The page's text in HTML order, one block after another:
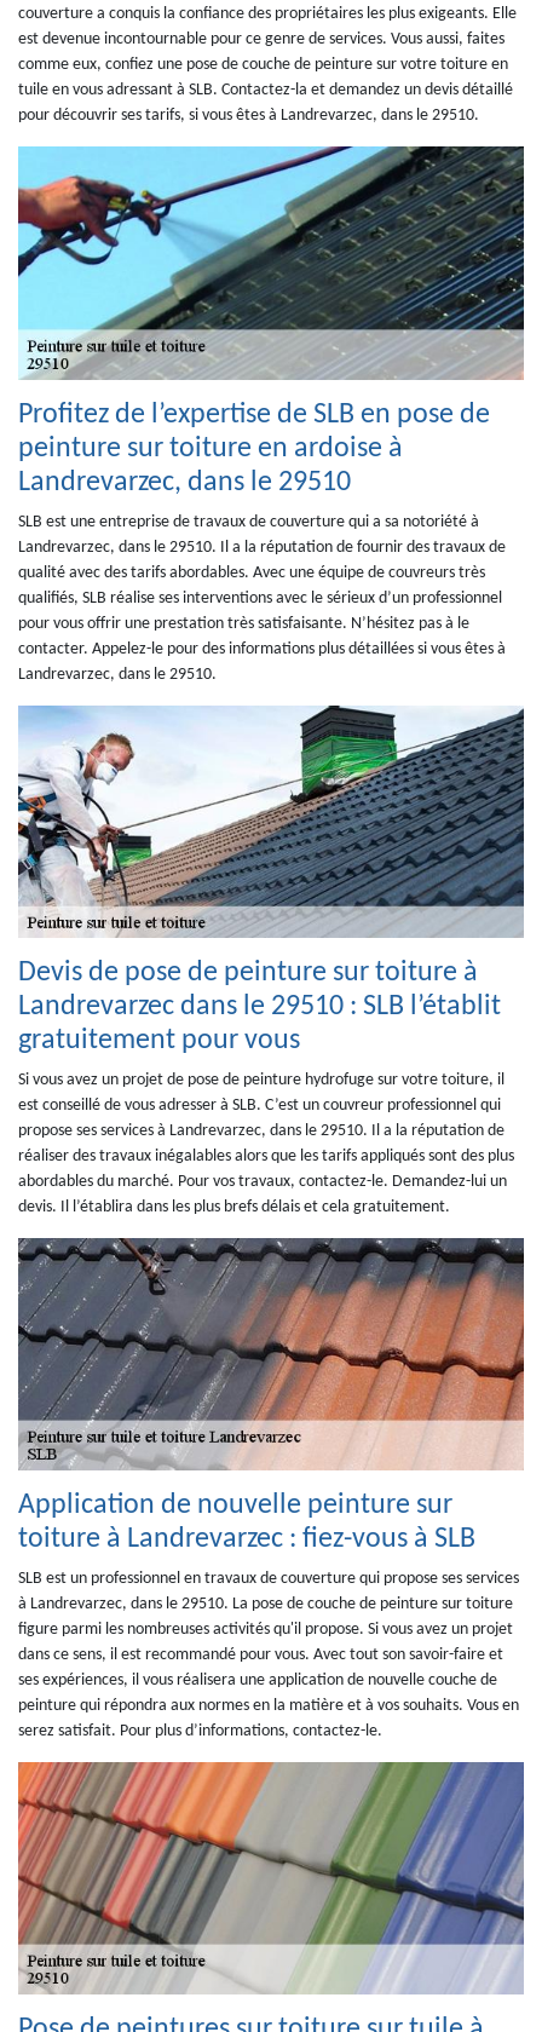
couverture a conquis la confiance des propriétaires les plus exigeants. Elle
est devenue incontournable pour ce genre de services. Vous aussi, faites
comme eux, confiez une pose de couche de peinture sur votre toiture en
tuile en vous adressant à SLB. Contactez-la et demandez un devis détaillé
pour découvrir ses tarifs, si vous êtes à Landrevarzec, dans le 29510.
Profitez de l’expertise de SLB en pose de
peinture sur toiture en ardoise à
Landrevarzec, dans le 29510
SLB est une entreprise de travaux de couverture qui a sa notoriété à
Landrevarzec, dans le 29510. Il a la réputation de fournir des travaux de
qualité avec des tarifs abordables. Avec une équipe de couvreurs très
qualifiés, SLB réalise ses interventions avec le sérieux d’un professionnel
pour vous offrir une prestation très satisfaisante. N’hésitez pas à le
contacter. Appelez-le pour des informations plus détaillées si vous êtes à
Landrevarzec, dans le 29510.
Devis de pose de peinture sur toiture à
Landrevarzec dans le 29510 : SLB l’établit
gratuitement pour vous
Si vous avez un projet de pose de peinture hydrofuge sur votre toiture, il
est conseillé de vous adresser à SLB. C’est un couvreur professionnel qui
propose ses services à Landrevarzec, dans le 29510. Il a la réputation de
réaliser des travaux inégalables alors que les tarifs appliqués sont des plus
abordables du marché. Pour vos travaux, contactez-le. Demandez-lui un
devis. Il l’établira dans les plus brefs délais et cela gratuitement.
Application de nouvelle peinture sur
toiture à Landrevarzec : fiez-vous à SLB
SLB est un professionnel en travaux de couverture qui propose ses services
à Landrevarzec, dans le 29510. La pose de couche de peinture sur toiture
figure parmi les nombreuses activités qu'il propose. Si vous avez un projet
dans ce sens, il est recommandé pour vous. Avec tout son savoir-faire et
ses expériences, il vous réalisera une application de nouvelle couche de
peinture qui répondra aux normes en la matière et à vos souhaits. Vous en
serez satisfait. Pour plus d’informations, contactez-le.